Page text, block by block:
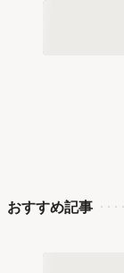
おすすめ記事